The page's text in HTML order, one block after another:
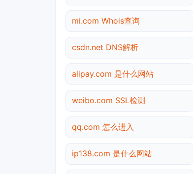
mi.com Whois查询
csdn.net DNS解析
alipay.com 是什么网站
weibo.com SSL检测
qq.com 怎么进入
ip138.com 是什么网站